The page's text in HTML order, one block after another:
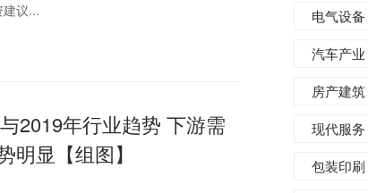
议...
2019年行业趋势 下游需
明显【组图】
电气设备
汽车产业
房产建筑
现代服务
包装印刷